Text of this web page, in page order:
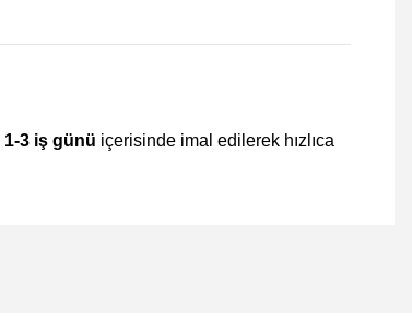
1-3 iş günü içerisinde imal edilerek hızlıca